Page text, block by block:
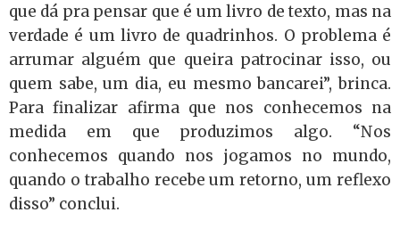
que dá pra pensar que é um livro de texto, mas na
verdade é um livro de quadrinhos. O problema é
arrumar alguém que queira patrocinar isso, ou
quem sabe, um dia, eu mesmo bancarei”, brinca.
Para finalizar afirma que nos conhecemos na
medida em que produzimos algo. “Nos
conhecemos quando nos jogamos no mundo,
quando o trabalho recebe um retorno, um reflexo
disso” conclui.